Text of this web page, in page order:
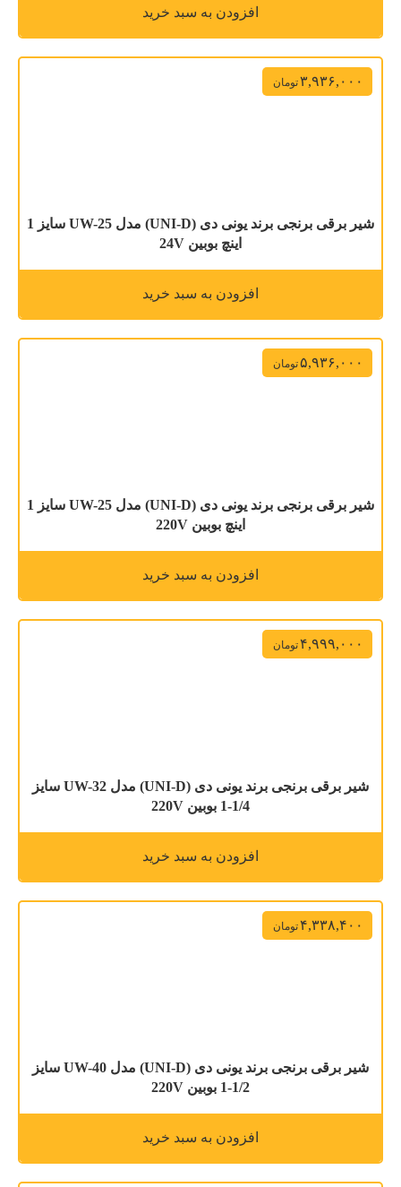
افزودن به سبد خرید
۳,۹۳۶,۰۰۰تومان
شیر برقی برنجی برند یونی دی (UNI-D) مدل UW-25 سایز 1
اینچ بوبین 24V
افزودن به سبد خرید
۵,۹۳۶,۰۰۰تومان
شیر برقی برنجی برند یونی دی (UNI-D) مدل UW-25 سایز 1
اینچ بوبین 220V
افزودن به سبد خرید
۴,۹۹۹,۰۰۰تومان
شیر برقی برنجی برند یونی دی (UNI-D) مدل UW-32 سایز
1/4-1 بوبین 220V
افزودن به سبد خرید
۴,۳۳۸,۴۰۰تومان
شیر برقی برنجی برند یونی دی (UNI-D) مدل UW-40 سایز
1/2-1 بوبین 220V
افزودن به سبد خرید